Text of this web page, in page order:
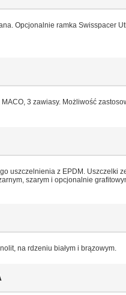
na rdzeniu białym i brązowym.
uszczelnienia z EPDM. Uszczelki
szarym i opcjonalnie
3 zawiasy. Możliwość
Opcjonalnie ramka Swisspacer